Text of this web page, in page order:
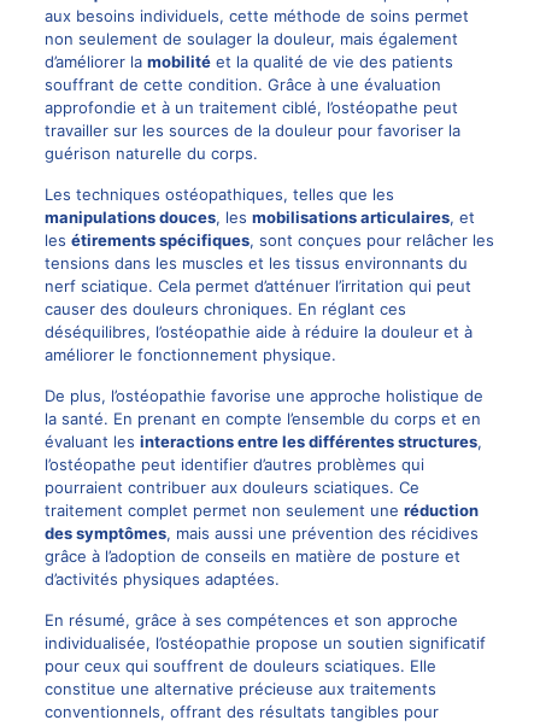
aux besoins individuels, cette méthode de soins permet
non seulement de soulager la douleur, mais également
d’améliorer la mobilitéet la qualité de vie des patients
souffrant de cette condition. Grâce à une évaluation
approfondie et à un traitement ciblé, l’ostéopathe peut
travailler sur les sources de la douleur pour favoriser la
guérison naturelle du corps.
Les techniques ostéopathiques, telles que les
manipulations douces, les mobilisations articulaires, et
les étirements spécifiques, sont conçues pour relâcher les
tensions dans les muscles et les tissus environnants du
nerf sciatique. Cela permet d’atténuer l’irritation qui peut
causer des douleurs chroniques. En réglant ces
déséquilibres, l’ostéopathie aide à réduire la douleur et à
améliorer le fonctionnement physique.
De plus, l’ostéopathie favorise une approche holistique de
la santé. En prenant en compte l’ensemble du corps et en
évaluant les interactions entre les différentes structures,
l’ostéopathe peut identifier d’autres problèmes qui
pourraient contribuer aux douleurs sciatiques. Ce
traitement complet permet non seulement une réduction
des symptômes, mais aussi une prévention des récidives
grâce à l’adoption de conseils en matière de posture et
d’activités physiques adaptées.
En résumé, grâce à ses compétences et son approche
individualisée, l’ostéopathie propose un soutien significatif
pour ceux qui souffrent de douleurs sciatiques. Elle
constitue une alternative précieuse aux traitements
conventionnels, offrant des résultats tangibles pour